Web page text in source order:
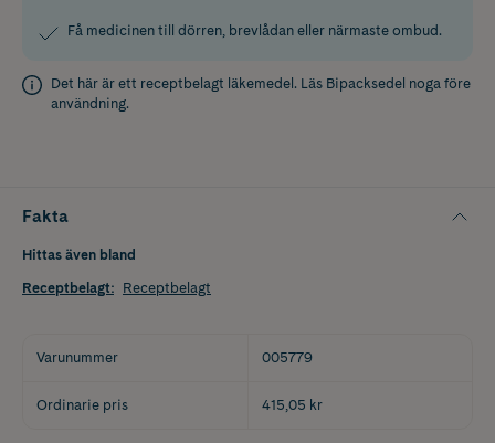
Få medicinen till dörren, brevlådan eller närmaste ombud.
Det här är ett receptbelagt läkemedel. Läs Bipacksedel noga före
användning.
Fakta
Hittas även bland
Receptbelagt: Receptbelagt
Varunummer 005779
Ordinarie pris 415,05 kr